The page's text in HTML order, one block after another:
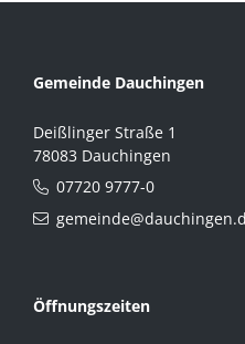
Gemeinde Dauchingen
Deißlinger Straße 1
78083 Dauchingen
07720 9777-0
Öffnungszeiten